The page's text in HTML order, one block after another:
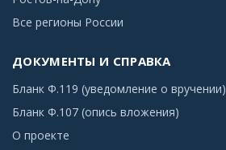
Все регионы России
ДОКУМЕНТЫ И СПРАВКА
Бланк Ф.119 (уведомление о вручении)
Бланк Ф.107 (опись вложения)
О проекте